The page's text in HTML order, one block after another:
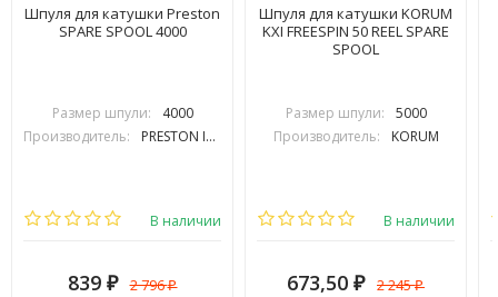
Шпуля для катушки Preston
SPARE SPOOL 4000
Размер шпули:
4000
Производитель:
PRESTON INOVATIONS
В наличии
839 ₽ 2 796₽
Шпуля для катушки KORUM
KXI FREESPIN 50 REEL SPARE
SPOOL
Размер шпули:
5000
Производитель:
KORUM
В наличии
673,50 ₽ 2 245₽